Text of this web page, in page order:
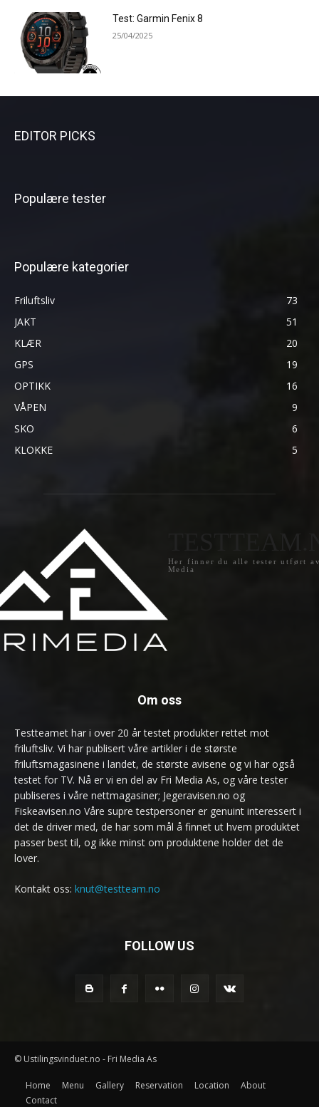
Test: Garmin Fenix 8
25/04/2025
EDITOR PICKS
Populære tester
Populære kategorier
Friluftsliv
73
JAKT
51
KLÆR
20
GPS
19
OPTIKK
16
VÅPEN
9
SKO
6
KLOKKE
5
Her finner du alle tester utført
Media
Om oss
Testteamet har i over 20 år testet produkter rettet mot
friluftsliv. Vi har publisert våre artikler i de største
friluftsmagasinene i landet, de største avisene og vi har også
testet for TV. Nå er vi en del av Fri Media As, og våre tester
publiseres i våre nettmagasiner; Jegeravisen.no og
Fiskeavisen.no Våre supre testpersoner er genuint interessert i
det de driver med, de har som mål å finnet ut hvem produktet
passer best til, og ikke minst om produktene holder det de
lover.
Kontakt oss: knut@testteam.no
FOLLOW US
© Ustilingsvinduet.no - Fri Media As
Home Menu Gallery Reservation Location
About
Contact